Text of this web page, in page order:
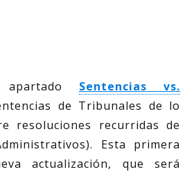
apartado Sentencias vs.
de Tribunales de lo
resoluciones recurridas de
Esta primera
actualización, que será